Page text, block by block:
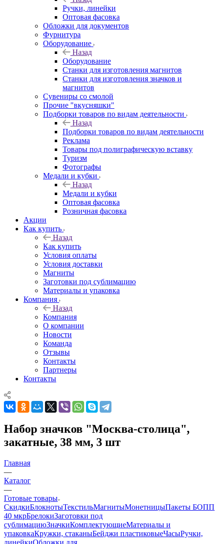
Ручки, линейки
Оптовая фасовка
Обложки для документов
Фурнитура
Оборудование
Назад
Оборудование
Станки для изготовления магнитов
Станки для изготовления значков и
магнитов
Сувениры со смолой
Прочие "вкусняшки"
Подборки товаров по видам деятельности
Назад
Подборки товаров по видам деятельности
Реклама
Товары под полиграфическую вставку
Туризм
Фотографы
Медали и кубки
Назад
Медали и кубки
Оптовая фасовка
Розничная фасовка
Акции
Как купить
Назад
Как купить
Условия оплаты
Условия доставки
Магниты
Заготовки под сублимацию
Материалы и упаковка
Компания
Назад
Компания
О компании
Новости
Команда
Отзывы
Контакты
Партнеры
Контакты
Набор значков "Москва-столица",
закатные, 38 мм, 3 шт
Главная
—
Каталог
—
Готовые товары
СкидкиБлокнотыТекстильМагнитыМонетницыПакеты БОПП
40 мкрБрелокиЗаготовки под
сублимациюЗначкиКомплектующиеМатериалы и
упаковкаКружки, стаканыБейджи пластиковыеЧасыРучки,
линейкиОбложки для